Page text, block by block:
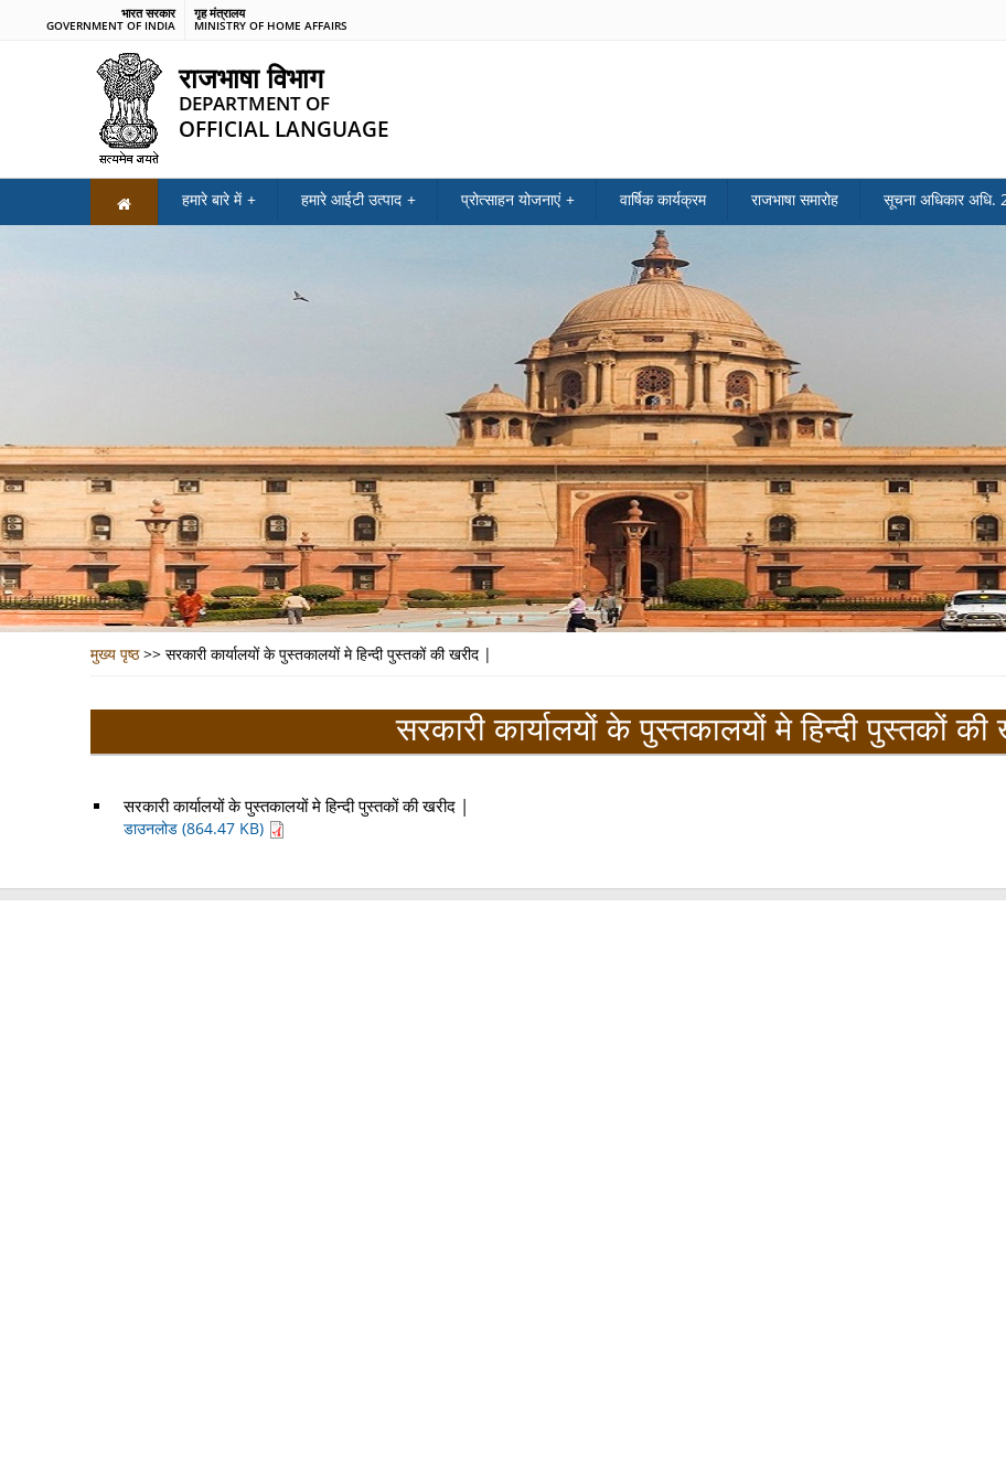
भारत सरकार
GOVERNMENT OF INDIA
गृह मंत्रालय
MINISTRY OF HOME AFFAIRS
राजभाषा विभाग
DEPARTMENT OF
OFFICIAL LANGUAGE
हमारे बारे में हमारे आईटी उत्पाद प्रोत्साहन योजनाएं वार्षिक कार्यक्रम राजभाषा समारोह सूचना अधिकार अधि.
मुख्य पृष्ठ >> सरकारी कार्यालयों के पुस्तकालयों मे हिन्दी पुस्तकों की खरीद |
सरकारी कार्यालयों के पुस्तकालयों मे हिन्दी पुस्तकों
सरकारी कार्यालयों के पुस्तकालयों मे हिन्दी पुस्तकों की खरीद |
डाउनलोड (864.47 KB)